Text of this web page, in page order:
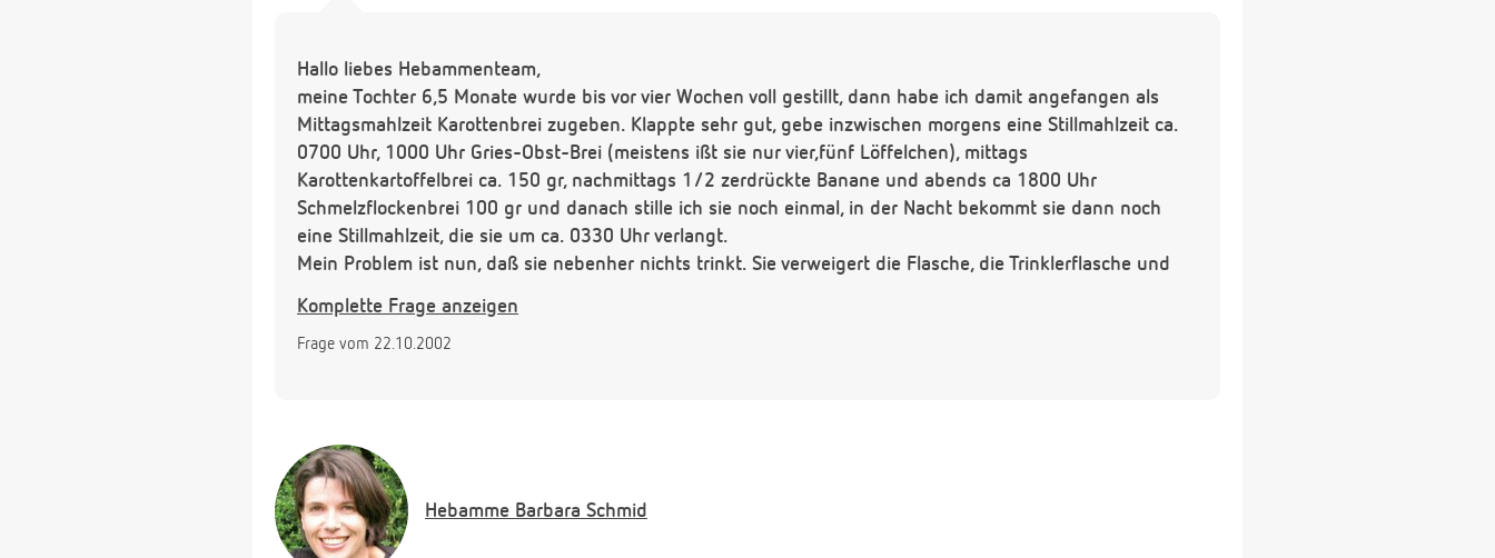
Hallo liebes Hebammenteam,
meine Tochter 6,5 Monate wurde bis vor vier Wochen voll gestillt, dann habe ich damit angefangen als
Mittagsmahlzeit Karottenbrei zugeben. Klappte sehr gut, gebe inzwischen morgens eine Stillmahlzeit ca.
0700 Uhr, 1000 Uhr Gries-Obst-Brei (meistens ißt sie nur vier,fünf Löffelchen), mittags
Karottenkartoffelbrei ca. 150 gr, nachmittags 1/2 zerdrückte Banane und abends ca 1800 Uhr
Schmelzflockenbrei 100 gr und danach stille ich sie noch einmal, in der Nacht bekommt sie dann noch
eine Stillmahlzeit, die sie um ca. 0330 Uhr verlangt.
Mein Problem ist nun, daß sie nebenher nichts trinkt. Sie verweigert die Flasche, die Trinklerflasche und
Wasser bzw. Milch anrühre als vorgegeben. Was kann ich tun? Außerdemklappt es mit den Breimahlzeiten
teilweise sehr gut und an anderen Tagen ist es wieder katastrophal, dann ißt sie so gut wie nichts und
Komplette Frage anzeigen
Frage vom 22.10.2002
Hebamme Barbara Schmid